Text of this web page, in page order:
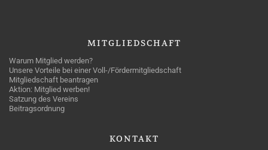
MITGLIEDSCHAFT
Warum Mitglied werden?
Unsere Vorteile bei einer Voll-/Fördermitgliedschaft
Mitgliedschaft beantragen
Aktion: Mitglied werben!
Satzung des Vereins
Beitragsordnung
KONTAKT